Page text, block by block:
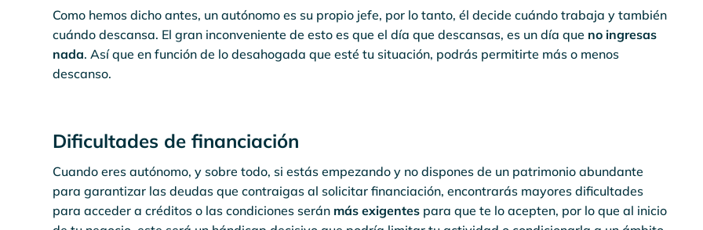
Como hemos dicho antes, un autónomo es su propio jefe, por lo tanto, él decide cuándo trabaja y también
cuándo descansa. El gran inconveniente de esto es que el día que descansas, es un día que no ingresas
nada. Así que en función de lo desahogada que esté tu situación, podrás permitirte más o menos
descanso.
Dificultades de financiación
Cuando eres autónomo, y sobre todo, si estás empezando y no dispones de un patrimonio abundante
para garantizar las deudas que contraigas al solicitar financiación, encontrarás mayores dificultades
para acceder a créditos o las condiciones serán más exigentes para que te lo acepten, por lo que al inicio